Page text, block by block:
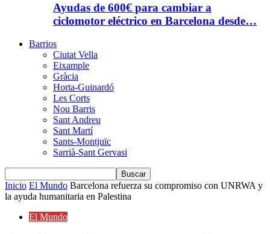
Ayudas de 600€ para cambiar a
ciclomotor eléctrico en Barcelona desde…
Barrios
Ciutat Vella
Eixample
Gràcia
Horta-Guinardó
Les Corts
Nou Barris
Sant Andreu
Sant Martí
Sants-Montjuïc
Sarrià-Sant Gervasi
Inicio El Mundo Barcelona refuerza su compromiso con UNRWA y
la ayuda humanitaria en Palestina
El Mundo